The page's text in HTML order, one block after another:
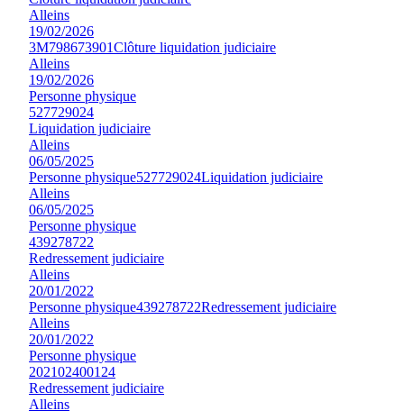
Alleins
19/02/2026
3M798673901Clôture liquidation judiciaire
Alleins
19/02/2026
Personne physique
527729024
Liquidation judiciaire
Alleins
06/05/2025
Personne physique527729024Liquidation judiciaire
Alleins
06/05/2025
Personne physique
439278722
Redressement judiciaire
Alleins
20/01/2022
Personne physique439278722Redressement judiciaire
Alleins
20/01/2022
Personne physique
202102400124
Redressement judiciaire
Alleins